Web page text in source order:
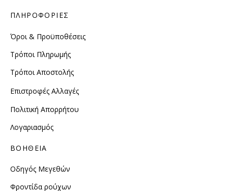
ΠΛΗΡΟΦΟΡΙΕΣ
Όροι & Προϋποθέσεις
Τρόποι Πληρωμής
Τρόποι Αποστολής
Επιστροφές Αλλαγές
Πολιτική Απορρήτου
Λογαριασμός
ΒΟΗΘΕΙΑ
Οδηγός Μεγεθών
Φροντίδα ρούχων